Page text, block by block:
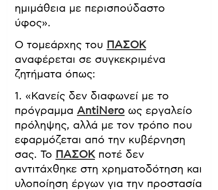
ημιμάθεια με περισπούδαστο
ύφος».
Ο τομεάρχης του ΠΑΣΟΚ
αναφέρεται σε συγκεκριμένα
ζητήματα όπως:
1. «Κανείς δεν διαφωνεί με το
πρόγραμμα AntiNero ως εργαλείο
πρόληψης, αλλά με τον τρόπο που
εφαρμόζεται από την κυβέρνηση
σας. Το ΠΑΣΟΚ ποτέ δεν
αντιτάχθηκε στη χρηματοδότηση και
υλοποίηση έργων για την προστασία